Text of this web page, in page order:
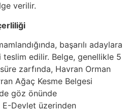
verilir.
başarılı adaylara
edilir. Belge, genellikle 5
zarfında, Havran Orman
Ağaç Kesme Belgesi
göz önünde
E-Devlet üzerinden